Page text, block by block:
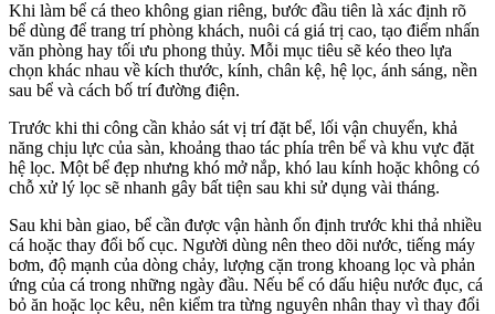
Khi làm bể cá theo không gian riêng, bước đầu tiên là xác định rõ
bể dùng để trang trí phòng khách, nuôi cá giá trị cao, tạo điểm nhấn
văn phòng hay tối ưu phong thủy. Mỗi mục tiêu sẽ kéo theo lựa
chọn khác nhau về kích thước, kính, chân kệ, hệ lọc, ánh sáng, nền
sau bể và cách bố trí đường điện.
Trước khi thi công cần khảo sát vị trí đặt bể, lối vận chuyển, khả
năng chịu lực của sàn, khoảng thao tác phía trên bể và khu vực đặt
hệ lọc. Một bể đẹp nhưng khó mở nắp, khó lau kính hoặc không có
chỗ xử lý lọc sẽ nhanh gây bất tiện sau khi sử dụng vài tháng.
Sau khi bàn giao, bể cần được vận hành ổn định trước khi thả nhiều
cá hoặc thay đổi bố cục. Người dùng nên theo dõi nước, tiếng máy
bơm, độ mạnh của dòng chảy, lượng cặn trong khoang lọc và phản
ứng của cá trong những ngày đầu. Nếu bể có dấu hiệu nước đục, cá
bỏ ăn hoặc lọc kêu, nên kiểm tra từng nguyên nhân thay vì thay đổi